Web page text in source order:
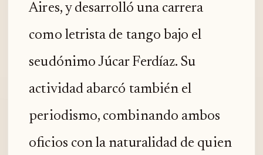
Aires, y desarrolló una carrera
como letrista de tango bajo el
seudónimo Júcar Ferdíaz. Su
actividad abarcó también el
periodismo, combinando ambos
oficios con la naturalidad de quien